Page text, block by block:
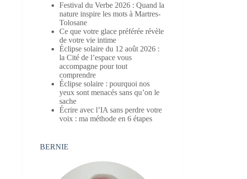
Festival du Verbe 2026 : Quand la
nature inspire les mots à Martres-
Tolosane
Ce que votre glace préférée révèle
de votre vie intime
Éclipse solaire du 12 août 2026 :
la Cité de l’espace vous
accompagne pour tout
comprendre
Éclipse solaire : pourquoi nos
yeux sont menacés sans qu’on le
sache
Écrire avec l’IA sans perdre votre
voix : ma méthode en 6 étapes
BERNIE